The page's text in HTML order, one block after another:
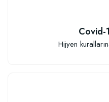
TÜKENDICovid-
Hijyen